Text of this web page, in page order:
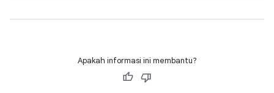
Apakah informasi ini membantu?